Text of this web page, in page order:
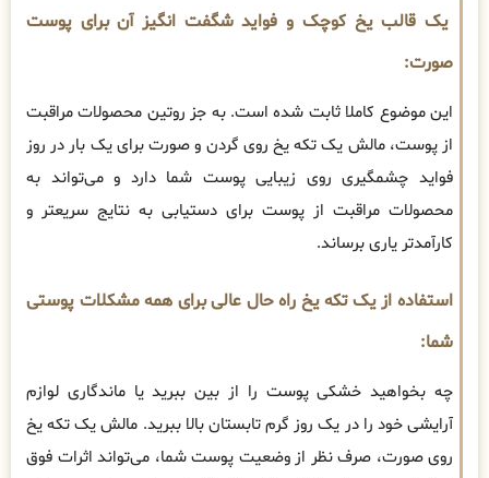
یک قالب یخ کوچک و فواید شگفت انگیز آن برای پوست
صورت:
این موضوع کاملا ثابت شده است. به جز روتین محصولات مراقبت
از پوست، مالش یک تکه یخ روی گردن و صورت برای یک بار در روز
فواید چشمگیری روی زیبایی پوست شما دارد و می‌تواند به
محصولات مراقبت از پوست برای دستیابی به نتایج سریعتر و
کارآمدتر یاری برساند.
استفاده از یک تکه یخ راه حال عالی برای همه مشکلات پوستی
شما:
چه بخواهید خشکی پوست را از بین ببرید یا ماندگاری لوازم
آرایشی خود را در یک روز گرم تابستان بالا ببرید. مالش یک تکه یخ
روی صورت، صرف نظر از وضعیت پوست شما، می‌تواند اثرات فوق